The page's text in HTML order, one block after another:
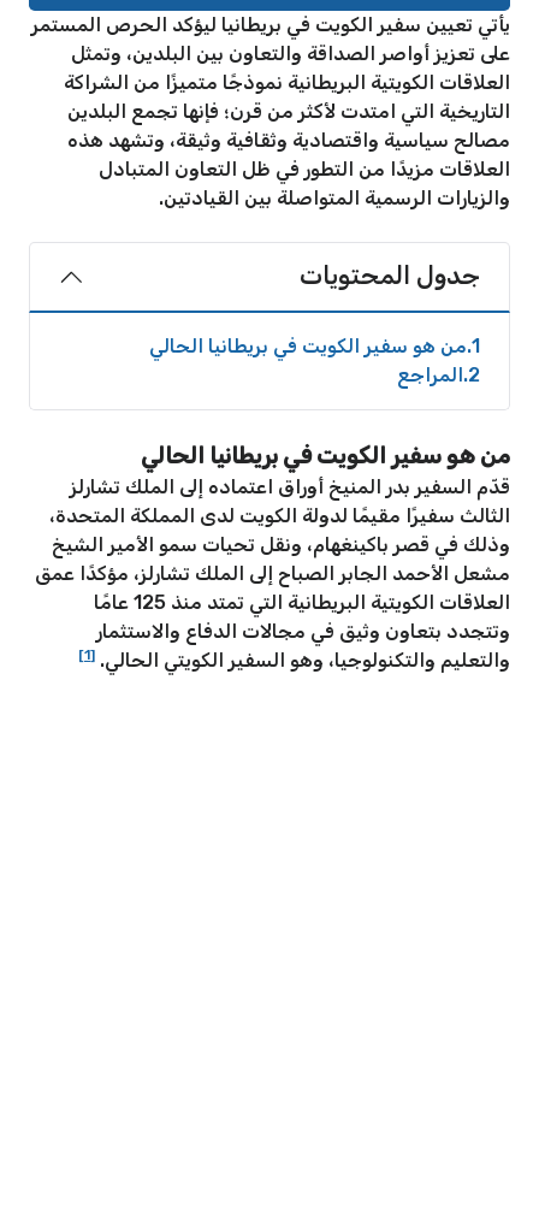
يأتي تعيين سفير الكويت في بريطانيا ليؤكد الحرص المستمر
على تعزيز أواصر الصداقة والتعاون بين البلدين، وتمثل
العلاقات الكويتية البريطانية نموذجًا متميزًا من الشراكة
التاريخية التي امتدت لأكثر من قرن؛ فإنها تجمع البلدين
مصالح سياسية واقتصادية وثقافية وثيقة، وتشهد هذه
العلاقات مزيدًا من التطور في ظل التعاون المتبادل
والزيارات الرسمية المتواصلة بين القيادتين.
جدول المحتويات
1 من هو سفير الكويت في بريطانيا الحالي
2 المراجع
من هو سفير الكويت في بريطانيا الحالي
قدّم السفير بدر المنيخ أوراق اعتماده إلى الملك تشارلز
الثالث سفيرًا مقيمًا لدولة الكويت لدى المملكة المتحدة،
وذلك في قصر باكينغهام، ونقل تحيات سمو الأمير الشيخ
مشعل الأحمد الجابر الصباح إلى الملك تشارلز، مؤكدًا عمق
العلاقات الكويتية البريطانية التي تمتد منذ 125 عامًا
وتتجدد بتعاون وثيق في مجالات الدفاع والاستثمار
والتعليم والتكنولوجيا، وهو السفير الكويتي الحالي. [1]